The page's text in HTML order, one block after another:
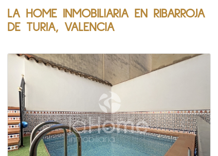
LA HOME INMOBILIARIA EN RIBARROJA
DE TURIA, VALENCIA